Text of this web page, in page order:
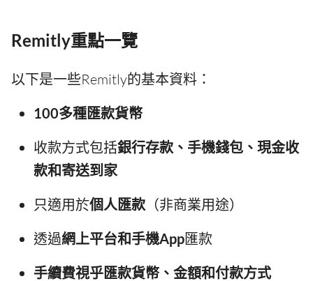
Remitly重點一覽
以下是一些Remitly的基本資料：
100多種匯款貨幣
收款方式包括銀行存款、手機錢包、現金收
款和寄送到家
只適用於個人匯款 （非商業用途）
透過網上平台和手機App匯款
手續費視乎匯款貨幣、金額和付款方式